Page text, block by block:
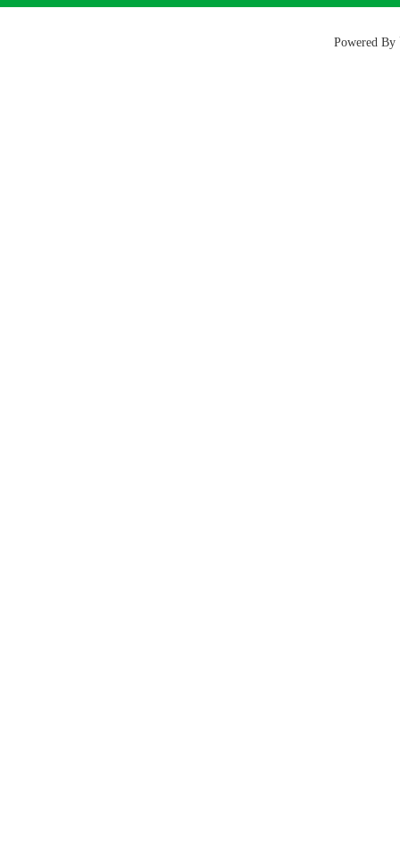
Powered